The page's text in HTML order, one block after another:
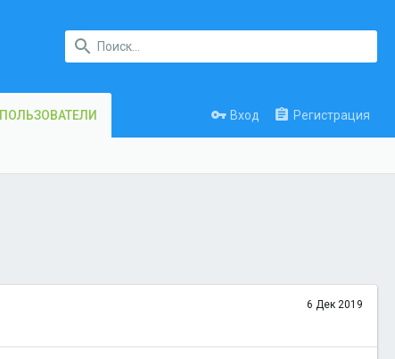
ПОЛЬЗОВАТЕЛИ Вход Регистрация
6 Дек 2019